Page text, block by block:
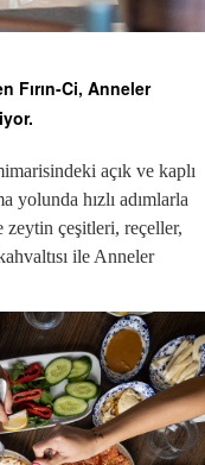
Fırın-Ci, Anneler
açık ve kaplı
yolunda hızlı adımlarla
zeytin çeşitleri, reçeller,
ile Anneler